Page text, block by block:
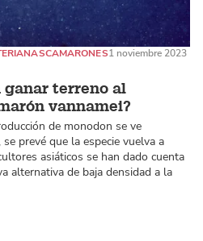
ganar terreno al
vannamei?
CAMARONES1 noviembre 2023
de monodon se ve
prevé que la especie vuelva a
asiáticos se han dado cuenta
alternativa de baja densidad a la